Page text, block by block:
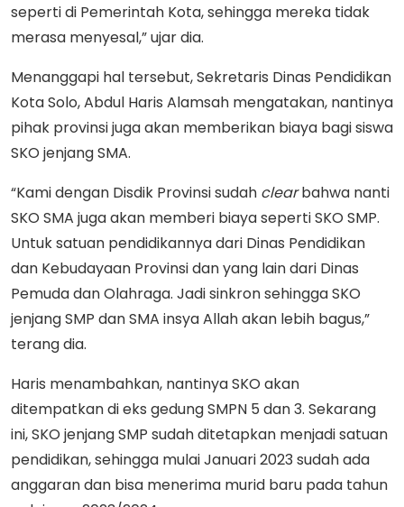
seperti di Pemerintah Kota, sehingga mereka tidak
merasa menyesal,” ujar dia.
Menanggapi hal tersebut, Sekretaris Dinas Pendidikan
Kota Solo, Abdul Haris Alamsah mengatakan, nantinya
pihak provinsi juga akan memberikan biaya bagi siswa
SKO jenjang SMA.
“Kami dengan Disdik Provinsi sudah clearbahwa nanti
SKO SMA juga akan memberi biaya seperti SKO SMP.
Untuk satuan pendidikannya dari Dinas Pendidikan
dan Kebudayaan Provinsi dan yang lain dari Dinas
Pemuda dan Olahraga. Jadi sinkron sehingga SKO
jenjang SMP dan SMA insya Allah akan lebih bagus,”
terang dia.
Haris menambahkan, nantinya SKO akan
ditempatkan di eks gedung SMPN 5 dan 3. Sekarang
ini, SKO jenjang SMP sudah ditetapkan menjadi satuan
pendidikan, sehingga mulai Januari 2023 sudah ada
anggaran dan bisa menerima murid baru pada tahun